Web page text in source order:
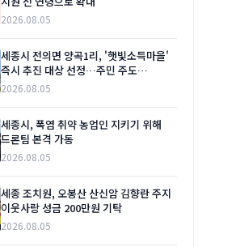
2026.08.05
세종시 전의면 양곡1리, '햇빛소득마을'
즉시 추진 대상 선정…주민 주도
재생에너지 사업 본격화
2026.08.05
세종시, 폭염 취약 농업인 지키기 위해
드론팀 본격 가동
2026.08.05
세종 조치원, 오봉산 산신암 김향란 주지
이웃사랑 성금 200만원 기탁
2026.08.05